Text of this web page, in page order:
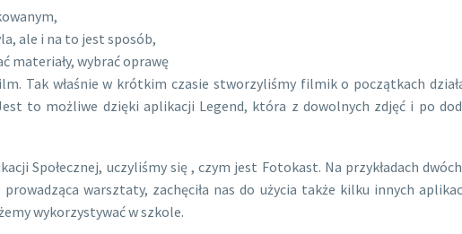
ale i na to jest sposób,
materiały, wybrać oprawę
Tak właśnie w krótkim czasie stworzyliśmy filmik o początkach
to możliwe dzięki aplikacji Legend, która z dowolnych zdjęć i po
Społecznej, uczyliśmy się , czym jest Fotokast. Na przykładach
warsztaty, zachęciła nas do użycia także kilku innych
wykorzystywać w szkole.